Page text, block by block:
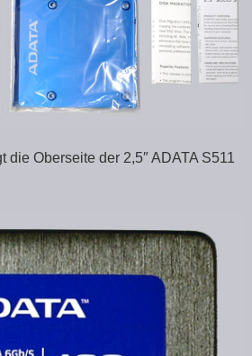
die Oberseite der 2,5″ ADATA S511